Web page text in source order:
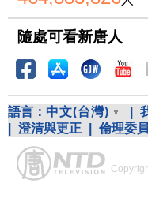
隨處可看新唐人
語言： 中文(台灣)
澄清與更正 倫理委